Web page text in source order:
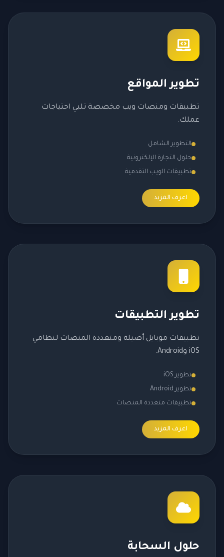
تطوير المواقع
تطبيقات ومنصات ويب مخصصة تلبي احتياجات
عملك.
التطوير الشامل
حلول التجارة الإلكترونية
تطبيقات الويب التقدمية
اعرف المزيد
تطوير التطبيقات
تطبيقات موبايل أصيلة ومتعددة المنصات لنظامي
iOS وAndroid.
تطوير iOS
تطوير Android
تطبيقات متعددة المنصات
اعرف المزيد
حلول السحابة